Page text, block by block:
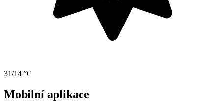
31/14 °C
Mobilní aplikace